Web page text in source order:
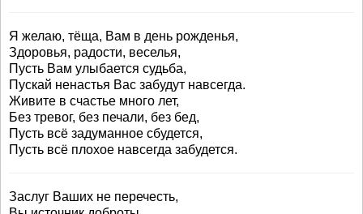
Я желаю, тёща, Вам в день рожденья,
Здоровья, радости, веселья,
Пусть Вам улыбается судьба,
Пускай ненастья Вас забудут навсегда.
Живите в счастье много лет,
Без тревог, без печали, без бед,
Пусть всё задуманное сбудется,
Пусть всё плохое навсегда забудется.
Заслуг Ваших не перечесть,